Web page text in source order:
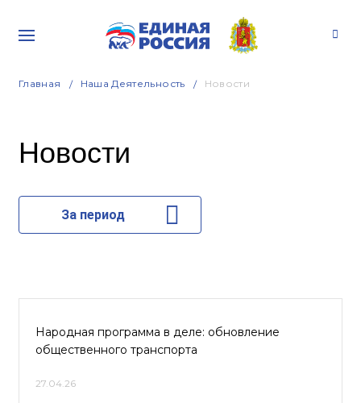
Главная Наша Деятельность Новости
Новости
За период
Народная программа в деле: обновление
общественного транспорта
27.04.26